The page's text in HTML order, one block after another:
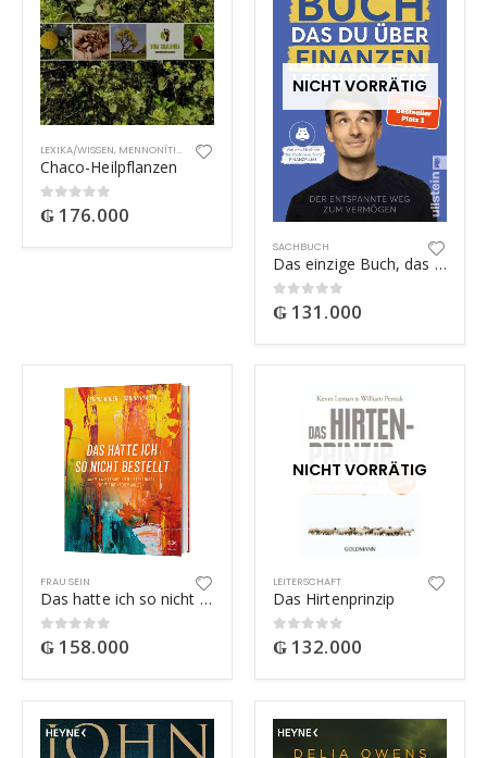
LEXIKA/WISSEN, MENNONÍTICA
Chaco-Heilpflanzen
0out of 5
₲ 176.000
NICHT VORRÄTIG
SACHBUCH
Das einzige Buch, das Du über Finanzen lesen solltest
0out of 5
₲ 131.000
FRAU SEIN
Das hatte ich so nicht bestellt
0out of 5
₲ 158.000
NICHT VORRÄTIG
LEITERSCHAFT
Das Hirtenprinzip
0out of 5
₲ 132.000